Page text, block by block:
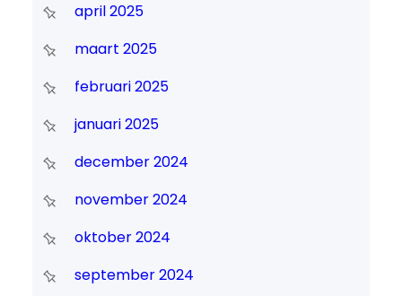
april 2025
maart 2025
februari 2025
januari 2025
december 2024
november 2024
oktober 2024
september 2024